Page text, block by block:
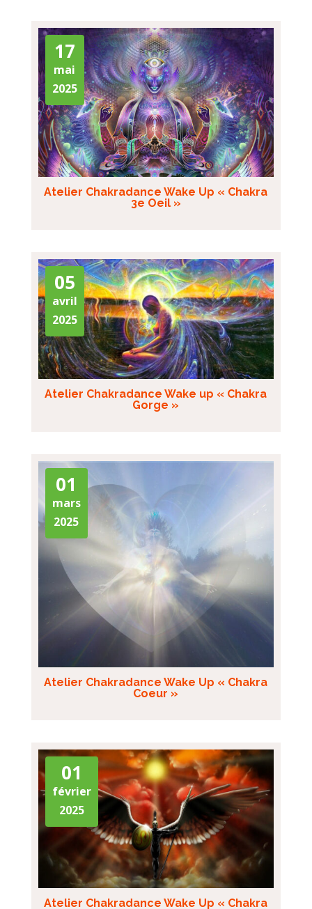
17
mai
2025
Atelier Chakradance Wake Up « Chakra
3e Oeil »
05
avril
2025
Atelier Chakradance Wake up « Chakra
Gorge »
01
mars
2025
Atelier Chakradance Wake Up « Chakra
Coeur »
01
février
2025
Atelier Chakradance Wake Up « Chakra